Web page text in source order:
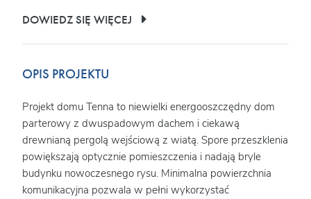
OPIS PROJEKTU
Projekt domu Tenna to niewielki energooszczędny dom
parterowy z dwuspadowym dachem i ciekawą
drewnianą pergolą wejściową z wiatą. Spore przeszklenia
powiększają optycznie pomieszczenia i nadają bryle
budynku nowoczesnego rysu. Minimalna powierzchnia
komunikacyjna pozwala w pełni wykorzystać
DOWIEDZ SIĘ WIĘCEJ